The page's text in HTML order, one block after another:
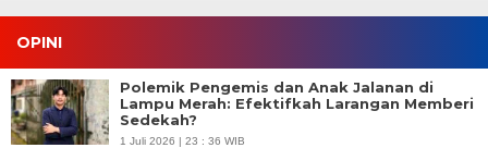
OPINI
Polemik Pengemis dan Anak Jalanan di
Lampu Merah: Efektifkah Larangan Memberi
Sedekah?
1 Juli 2026 | 23 : 36 WIB